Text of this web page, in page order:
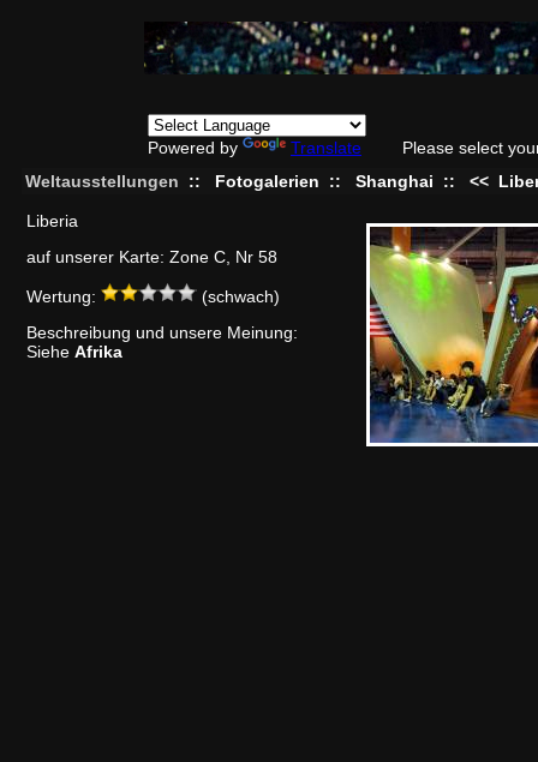
Powered by Translate
Please select
Weltausstellungen
:: Fotogalerien :: Shanghai :: <<
Liberia
auf unserer Karte: Zone C, Nr 58
Wertung:
(schwach)
Beschreibung und unsere Meinung:
Siehe Afrika